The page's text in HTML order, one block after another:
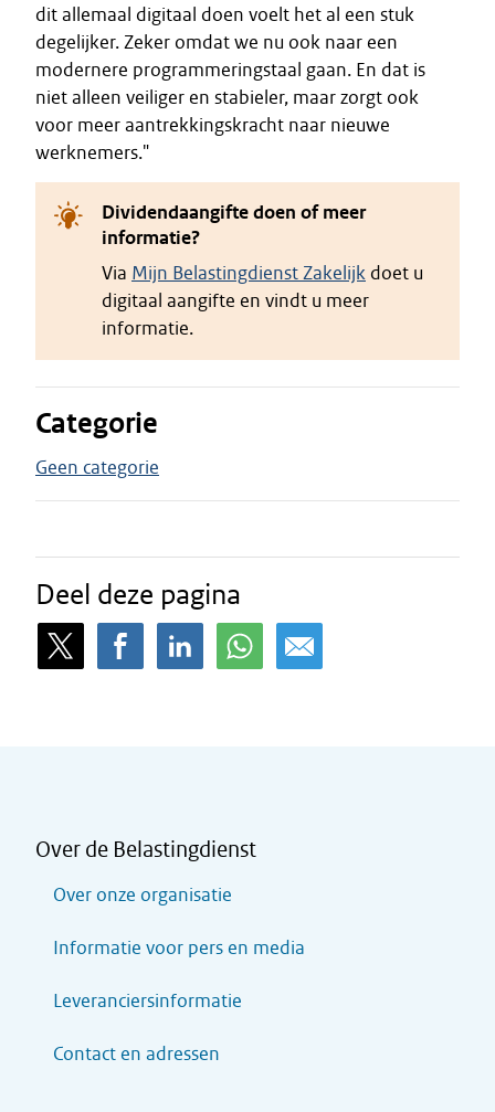
dit allemaal digitaal doen voelt het al een stuk
degelijker. Zeker omdat we nu ook naar een
modernere programmeringstaal gaan. En dat is
niet alleen veiliger en stabieler, maar zorgt ook
voor meer aantrekkingskracht naar nieuwe
werknemers."
Dividendaangifte doen of meer
informatie?
Via Mijn Belastingdienst Zakelijk doet u
digitaal aangifte en vindt u meer
informatie.
Categorie
Geen categorie
Deel deze pagina
Over de Belastingdienst
Over onze organisatie
Informatie voor pers en media
Leveranciersinformatie
Contact en adressen